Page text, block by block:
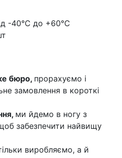
-40°C до +60°C
бюро, прорахуємо і
замовлення в короткі
ми йдемо в ногу з
забезпечити найвищу
виробляємо, а й